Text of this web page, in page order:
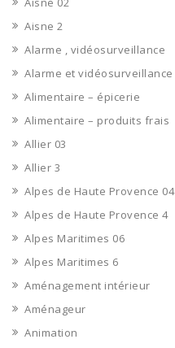
Aisne 2
Alarme , vidéosurveillance
Alarme et vidéosurveillance
Alimentaire – épicerie
Alimentaire – produits frais
Allier 03
Allier 3
Alpes de Haute Provence 04
Alpes de Haute Provence 4
Alpes Maritimes 06
Alpes Maritimes 6
Aménagement intérieur
Aménageur
Animation